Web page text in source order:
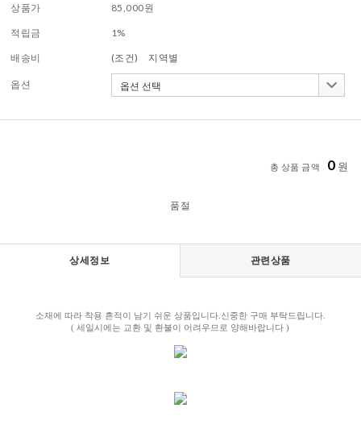
상품가 85,000원
적립금 1%
배송비 (조건) 지역별
옵션
총 상품 금액 0 원
품절
상세정보 관련상품
소재에 따라 착용 흔적이 남기 쉬운 상품입니다.신중한 구매 부탁드립니다.
( 세일시에는 교환 및 환불이 어려우므로 양해바랍니다 )